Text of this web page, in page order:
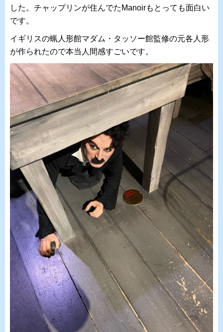
した。チャップリンが住んでたManoirもとっても面白い
です。
イギリスの蝋人形館マダム・タッソー館監修の元各人形
が作られたので本当人間感すごいです。